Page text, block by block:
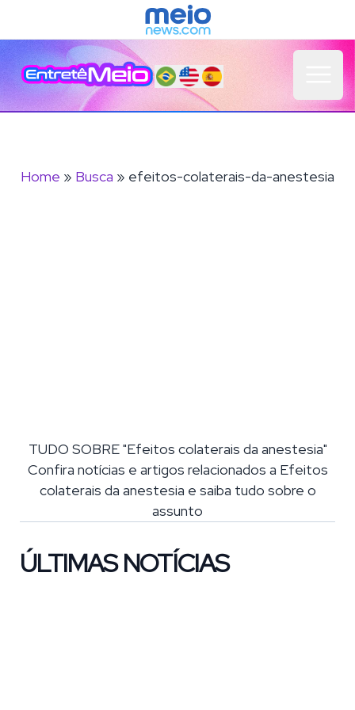
Home » Busca » efeitos-colaterais-da-anestesia
TUDO SOBRE "Efeitos colaterais da anestesia"
Confira notícias e artigos relacionados a Efeitos
colaterais da anestesia e saiba tudo sobre o
assunto
ÚLTIMAS NOTÍCIAS